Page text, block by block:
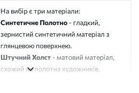
На вибір є три матеріали:
Синтетичне Полотно - гладкий,
зернистий синтетичний матеріал з
глянцевою поверхнею.
Штучний Холст - матовий матеріал,
схожий на полотна художників.